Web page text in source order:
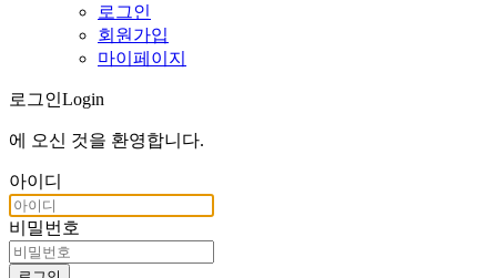
로그인
회원가입
마이페이지
로그인Login
에 오신 것을 환영합니다.
아이디
비밀번호